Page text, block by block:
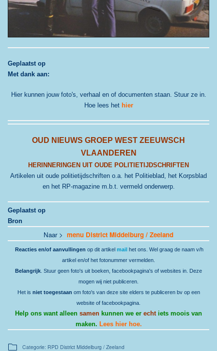
Geplaatst op
Met dank aan:
Hier kunnen jouw foto's, verhaal en of documenten staan. Stuur ze in.
Hoe lees het hier
OUD NIEUWS GROEP WEST ZEEUWSCH
VLAANDEREN
HERINNERINGEN UIT OUDE POLITIETIJDSCHRIFTEN
Artikelen uit oude politietijdschriften o.a. het Politieblad, het Korpsblad
en het RP-magazine m.b.t. vermeld onderwerp.
Geplaatst op
Bron
Naar > menu District Middelburg / Zeeland
Reacties en/of aanvullingen op dit artikel mail het ons. Wel graag de naam v/h
artikel en/of het fotonummer vermelden.
Belangrijk . Stuur geen foto's uit boeken, facebookpagina's of websites in. Deze
mogen wij niet publiceren.
Het is niet toegestaan om foto's van deze site elders te publiceren bv op een
website of facebookpagina.
Help ons want alleen samen kunnen we er echt iets moois van
maken. Lees hier hoe.
Categorie: RPD District Middelburg / Zeeland